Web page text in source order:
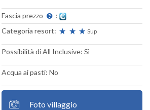
Fascia prezzo
:
Categoria resort:
Sup
Possibilità di All Inclusive: Sì
Acqua ai pasti: No
Foto villaggio